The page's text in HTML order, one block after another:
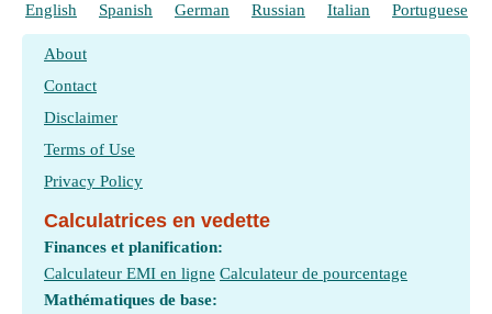
English Spanish German Russian Italian Portuguese
About
Contact
Disclaimer
Terms of Use
Privacy Policy
Calculatrices en vedette
Finances et planification:
Calculateur EMI en ligne Calculateur de pourcentage
Mathématiques de base: